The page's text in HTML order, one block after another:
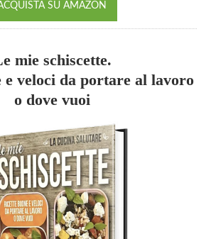
SU AMAZON
mie schiscette.
e veloci da portare al lavoro
o dove vuoi